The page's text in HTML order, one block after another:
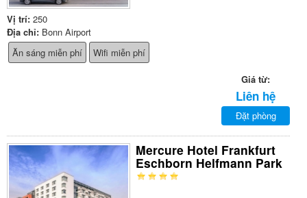
Vị trí: 250
Địa chỉ: Bonn Airport
Ăn sáng miễn phí
Wifi miễn phí
Giá từ:
Liên hệ
Đặt phòng
Mercure Hotel Frankfurt
Eschborn Helfmann Park